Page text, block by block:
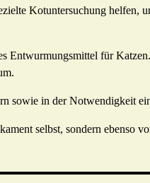
Kotuntersuchung helfen,
Entwurmungsmittel für
sowie in der Notwendigkeit
selbst, sondern ebenso